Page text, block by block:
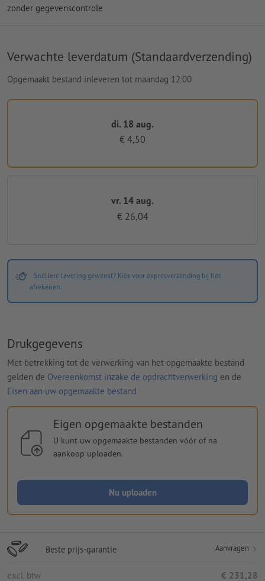
zonder gegevenscontrole
Verwachte leverdatum (Standaardverzending)
Opgemaakt bestand inleveren tot maandag 12:00
di. 18 aug.
€ 4,50
vr. 14 aug.
€ 26,04
Snellere levering gewenst? Kies voor expresverzending bij het
afrekenen.
Drukgegevens
Met betrekking tot de verwerking van het opgemaakte bestand
gelden de Overeenkomst inzake de opdrachtverwerking en de
Eisen aan uw opgemaakte bestand
Eigen opgemaakte bestanden
U kunt uw opgemaakte bestanden vóór of na
aankoop uploaden.
Nu uploaden
Beste prijs-garantie Aanvragen
excl. btw € 231,28